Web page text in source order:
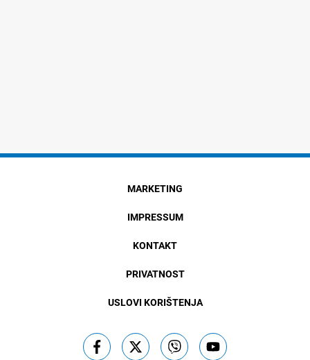
MARKETING
IMPRESSUM
KONTAKT
PRIVATNOST
USLOVI KORIŠTENJA